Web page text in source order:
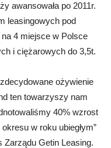
awansowała po 2011r.
leasingowych pod
4 miejsce w Polsce
i ciężarowych do 3,5t.
ożywienie
ten towarzyszy nam
40% wzrost
w roku ubiegłym”
Zarządu Getin Leasing.